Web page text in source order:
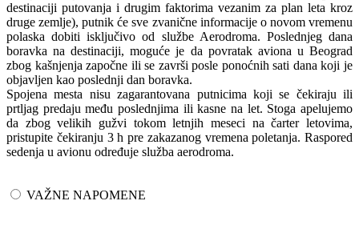
destinaciji putovanja i drugim faktorima vezanim za plan leta kroz
druge zemlje), putnik će sve zvanične informacije o novom vremenu
polaska dobiti isključivo od službe Aerodroma. Poslednjeg dana
boravka na destinaciji, moguće je da povratak aviona u Beograd
zbog kašnjenja započne ili se završi posle ponoćnih sati dana koji je
objavljen kao poslednji dan boravka.
Spojena mesta nisu zagarantovana putnicima koji se čekiraju ili
prtljag predaju među poslednjima ili kasne na let. Stoga apelujemo
da zbog velikih gužvi tokom letnjih meseci na čarter letovima,
pristupite čekiranju 3 h pre zakazanog vremena poletanja. Raspored
sedenja u avionu određuje služba aerodroma.
VAŽNE NAPOMENE